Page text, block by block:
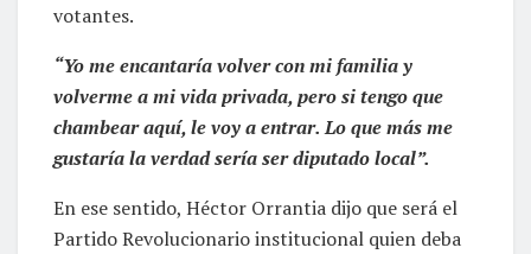
votantes.
“Yo me encantaría volver con mi familia y
volverme a mi vida privada, pero si tengo que
chambear aquí, le voy a entrar. Lo que más me
gustaría la verdad sería ser diputado local”.
En ese sentido, Héctor Orrantia dijo que será el
Partido Revolucionario institucional quien deba